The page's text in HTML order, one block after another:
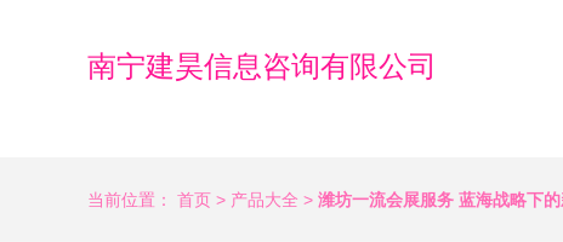
南宁建昊信息咨询有限公司
当前位置： 首页 > 产品大全 > 潍坊一流会展服务 蓝海战略下